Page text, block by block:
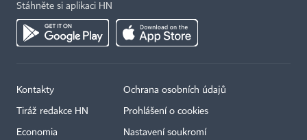
Stáhněte si aplikaci HN
Kontakty
Tiráž redakce HN
Economia
Ochrana osobních údajů
Prohlášení o cookies
Nastavení soukromí